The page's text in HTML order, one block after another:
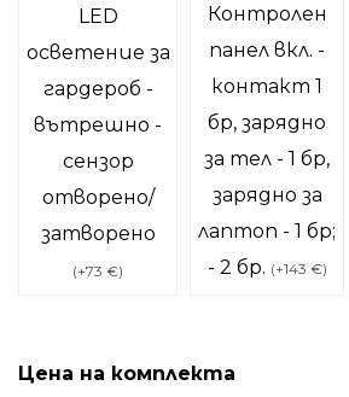
LED
осветение за
гардероб -
вътрешно -
сензор
отворено/
затворено
(+73 €)
Контролен
панел вкл. -
контакт 1
бр, зарядно
за тел - 1 бр,
зарядно за
лаптоп - 1 бр;
- 2 бр. (+143 €)
Цена на комплекта